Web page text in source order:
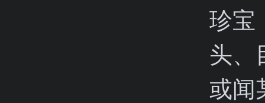
珍宝
头、
或闻